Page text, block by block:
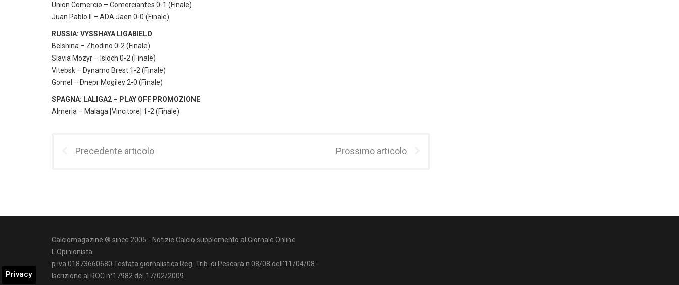
Union Comercio – Comerciantes 0-1 (Finale)
Juan Pablo II – ADA Jaen 0-0 (Finale)
RUSSIA: VYSSHAYA LIGABIELO
Belshina – Zhodino 0-2 (Finale)
Slavia Mozyr – Isloch 0-2 (Finale)
Vitebsk – Dynamo Brest 1-2 (Finale)
Gomel – Dnepr Mogilev 2-0 (Finale)
SPAGNA: LALIGA2 – PLAY OFF PROMOZIONE
Almeria – Malaga [Vincitore] 1-2 (Finale)
Precedente articolo Prossimo articolo
Calciomagazine ® since 2005 - Notizie Calcio supplemento al Giornale Online
L'Opinionista
p.iva 01873660680 Testata giornalistica Reg. Trib. di Pescara n.08/08 dell'11/04/08 -
Iscrizione al ROC n°17982 del 17/02/2009
Privacy